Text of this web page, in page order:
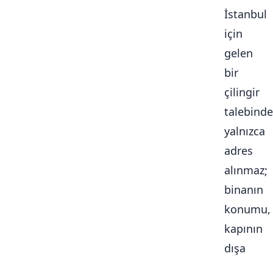
İstanbul
için
gelen
bir
çilingir
talebinde
yalnızca
adres
alınmaz;
binanın
konumu,
kapının
dışa